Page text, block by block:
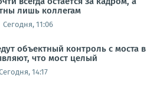
лишь коллегам
Сегодня, 11:06
объектный контроль с моста в
что мост целый
14:17